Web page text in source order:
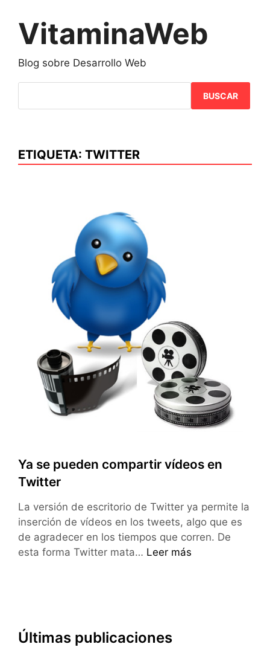
contenido
VitaminaWeb
Blog sobre Desarrollo Web
BUSCAR
ETIQUETA: TWITTER
Ya se pueden compartir vídeos en
Twitter
La versión de escritorio de Twitter ya permite la
inserción de vídeos en los tweets, algo que es
de agradecer en los tiempos que corren. De
esta forma Twitter mata… Ya
Twitter
Leer más
Últimas publicaciones